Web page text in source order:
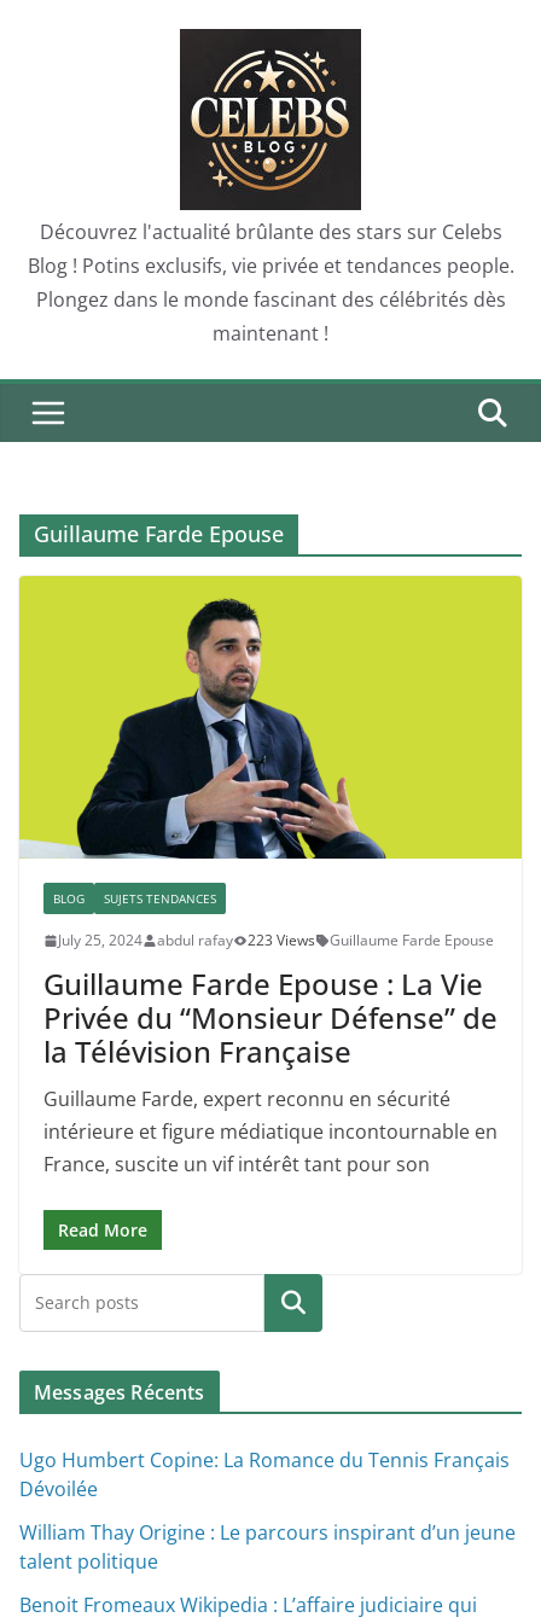
Découvrez l'actualité brûlante des stars sur Celebs
Blog ! Potins exclusifs, vie privée et tendances people.
Plongez dans le monde fascinant des célébrités dès
maintenant !
Guillaume Farde Epouse
BLOG SUJETS TENDANCES
July 25, 2024 abdul rafay 223 Views Guillaume Farde Epouse
Guillaume Farde Epouse : La Vie
Privée du “Monsieur Défense” de
la Télévision Française
Guillaume Farde, expert reconnu en sécurité
intérieure et figure médiatique incontournable en
France, suscite un vif intérêt tant pour son
Read More
Search
Messages Récents
Ugo Humbert Copine: La Romance du Tennis Français
Dévoilée
William Thay Origine : Le parcours inspirant d’un jeune
talent politique
Benoit Fromeaux Wikipedia : L’affaire judiciaire qui